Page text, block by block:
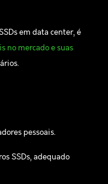
em data center, é
no mercado e suas
pessoais.
SSDs, adequado